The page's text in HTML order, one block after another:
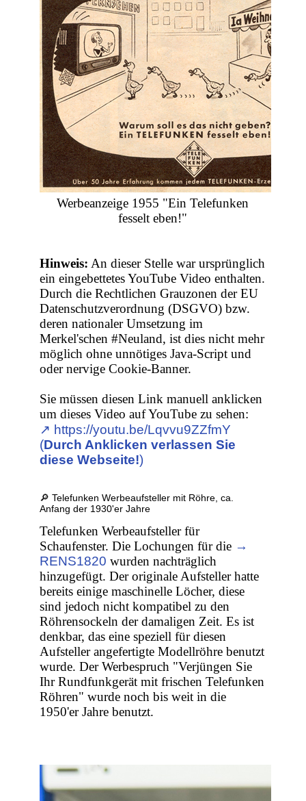
Werbeanzeige 1955 "Ein Telefunken
fesselt eben!"
Hinweis: An dieser Stelle war ursprünglich
ein eingebettetes YouTube Video enthalten.
Durch die Rechtlichen Grauzonen der EU
Datenschutzverordnung (DSGVO) bzw.
deren nationaler Umsetzung im
Merkel'schen #Neuland, ist dies nicht mehr
möglich ohne unnötiges Java-Script und
oder nervige Cookie-Banner.
Sie müssen diesen Link manuell anklicken
um dieses Video auf YouTube zu sehen:
↗︎ https://youtu.be/Lqvvu9ZZfmY
(Durch Anklicken verlassen Sie
diese Webseite!)
🔎 Telefunken Werbeaufsteller mit Röhre, ca.
Anfang der 1930'er Jahre
Telefunken Werbeaufsteller für
Schaufenster. Die Lochungen für die →
RENS1820 wurden nachträglich
hinzugefügt. Der originale Aufsteller hatte
bereits einige maschinelle Löcher, diese
sind jedoch nicht kompatibel zu den
Röhrensockeln der damaligen Zeit. Es ist
denkbar, das eine speziell für diesen
Aufsteller angefertigte Modellröhre benutzt
wurde. Der Werbespruch "Verjüngen Sie
Ihr Rundfunkgerät mit frischen Telefunken
Röhren" wurde noch bis weit in die
1950'er Jahre benutzt.